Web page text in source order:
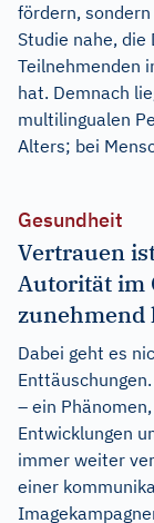
fördern,
Studie nahe,
Teilnehmenden
hat. Demnach
multilingualen
Alters; bei
Gesundheit
Vertrauen
Autorität im
Dabei geht es
– ein
Entwicklungen
immer weiter
einer